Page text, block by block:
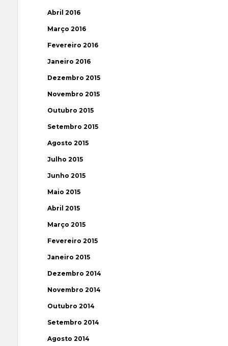
Abril 2016
Março 2016
Fevereiro 2016
Janeiro 2016
Dezembro 2015
Novembro 2015
Outubro 2015
Setembro 2015
Agosto 2015
Julho 2015
Junho 2015
Maio 2015
Abril 2015
Março 2015
Fevereiro 2015
Janeiro 2015
Dezembro 2014
Novembro 2014
Outubro 2014
Setembro 2014
Agosto 2014